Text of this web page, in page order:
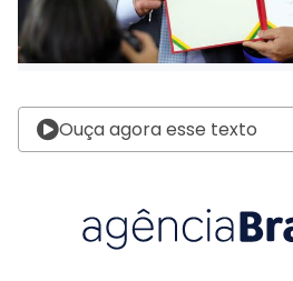
Ouça agora esse texto